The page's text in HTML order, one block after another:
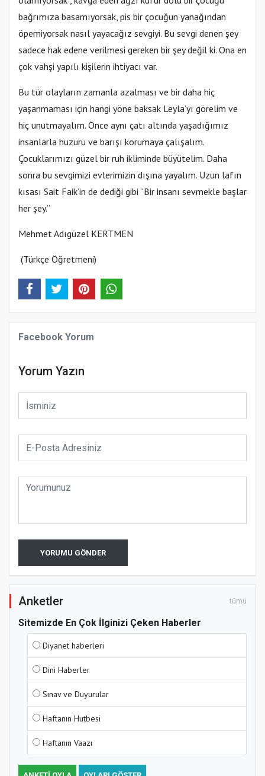
bağrımıza basamıyorsak, pis bir çocuğun yanağından
öpemiyorsak nasıl yayacağız sevgiyi. Bu sevgi denen şey
sadece hak edene verilmesi gereken bir şey değil ki. Ona en
çok vahşi yapılı kişilerin ihtiyacı var.
Bu tür olayların zamanla azalması ve bir daha hiç
yaşanmaması için hangi yöne baksak Leyla’yı görelim ve
hiç unutmayalım. Önce aynı çatı altında yaşadığımız
insanlarla huzuru ve barışı korumaya çalışalım.
Çocuklarımızı güzel bir ruh ikliminde büyütelim. Daha
sonra bu sevgimizi evlerimizin dışına yayalım. Uzun lafın
kısası Sait Faik’in de dediği gibi ‘‘Bir insanı sevmekle başlar
her şey.’’
Mehmet Adıgüzel KERTMEN
(Türkçe Öğretmeni)
Facebook Yorum
Yorum Yazın
YORUMU GÖNDER
Anketler tümü
Sitemizde En Çok İlginizi Çeken Haberler
Diyanet haberleri
Dini Haberler
Sınav ve Duyurular
Haftanın Hutbesi
Haftanın Vaazı